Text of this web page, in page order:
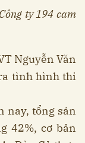
ty 194 cam
Nguyễn Văn
tình hình thi
nay, tổng sản
42%, cơ bản